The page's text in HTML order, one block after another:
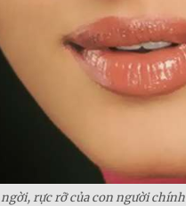
ngời, rực rỡ của con người